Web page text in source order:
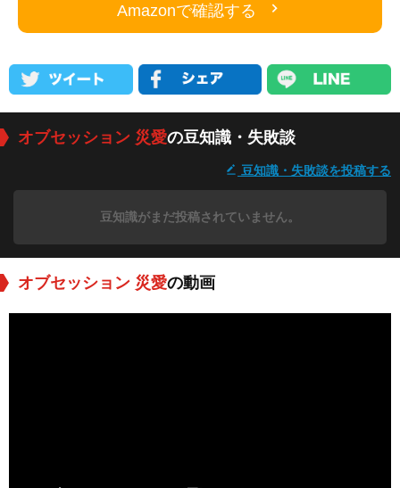
Amazonで確認する
オブセッション 災愛の豆知識・失敗談
豆知識・失敗談を投稿する
豆知識がまだ投稿されていません。
オブセッション 災愛の動画